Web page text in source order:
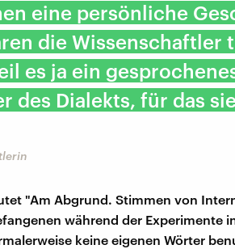
eine persönliche
die Wissenschaftler
es ja ein
des Dialekts, für das
"Am Abgrund. Stimmen von
während der Experimente
keine eigenen Wörter